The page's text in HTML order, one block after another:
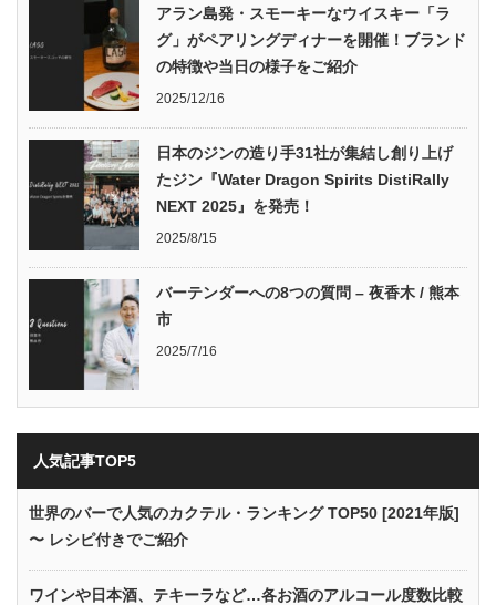
アラン島発・スモーキーなウイスキー「ラ
グ」がペアリングディナーを開催！ブランド
の特徴や当日の様子をご紹介
2025/12/16
日本のジンの造り手31社が集結し創り上げ
たジン『Water Dragon Spirits DistiRally
NEXT 2025』を発売！
2025/8/15
バーテンダーへの8つの質問 – 夜香木 / 熊本
市
2025/7/16
人気記事TOP5
世界のバーで人気のカクテル・ランキング TOP50 [2021年版]
〜 レシピ付きでご紹介
ワインや日本酒、テキーラなど…各お酒のアルコール度数比較